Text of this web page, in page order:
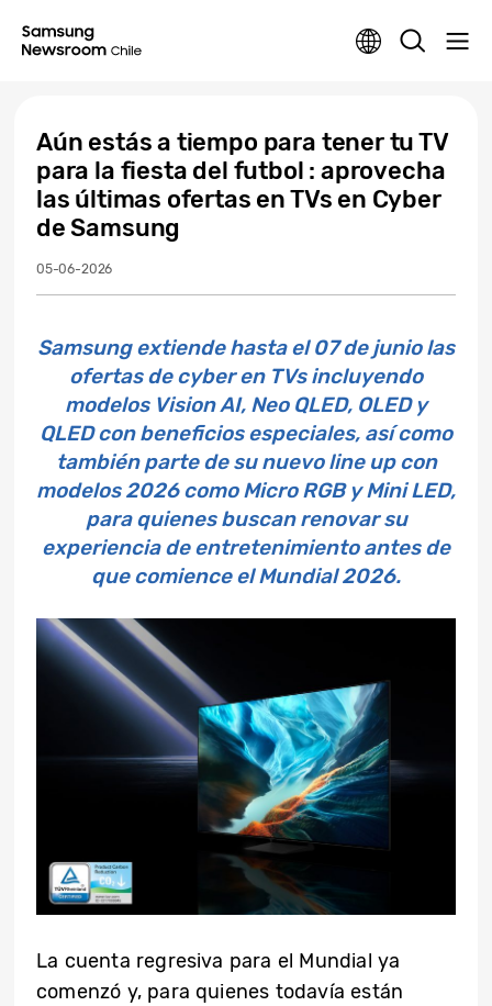
Aún estás a tiempo para tener tu TV
para la fiesta del futbol : aprovecha
las últimas ofertas en TVs en Cyber
de Samsung
05-06-2026
Samsung extiende hasta el 07 de junio las
ofertas de cyber en TVs incluyendo
modelos Vision AI, Neo QLED, OLED y
QLED con beneficios especiales, así como
también parte de su nuevo line up con
modelos 2026 como Micro RGB y Mini LED,
para quienes buscan renovar su
experiencia de entretenimiento antes de
que comience el Mundial 2026.
La cuenta regresiva para el Mundial ya
comenzó y, para quienes todavía están